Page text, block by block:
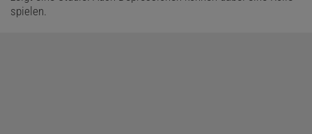
spielen.